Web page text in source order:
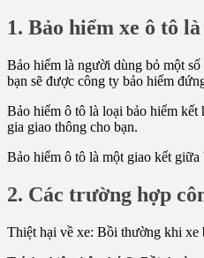
1. Bảo hiểm xe ô tô
Bảo hiểm là người dùng bỏ một
bạn sẽ được công ty bảo hiểm
Bảo hiểm ô tô là loại bảo hiểm kết
gia giao thông cho bạn.
Bảo hiểm ô tô là một giao kết giữa
2. Các trường hợp
Thiệt hại về xe: Bồi thường khi xe